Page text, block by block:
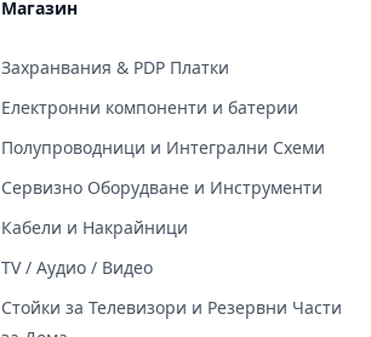
Магазин
Захранвания & PDP Платки
Електронни компоненти и батерии
Полупроводници и Интегрални Схеми
Сервизно Оборудване и Инструменти
Кабели и Накрайници
TV / Аудио / Видео
Стойки за Телевизори и Резервни Части